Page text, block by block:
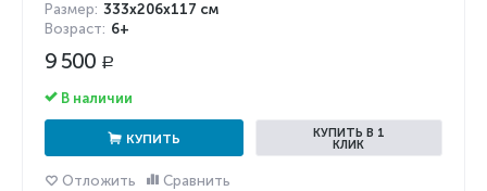
Размер: 333x206x117 см
Возраст: 6+
9 500 Р
В наличии
КУПИТЬ
КУПИТЬ В 1
КЛИК
Отложить Сравнить